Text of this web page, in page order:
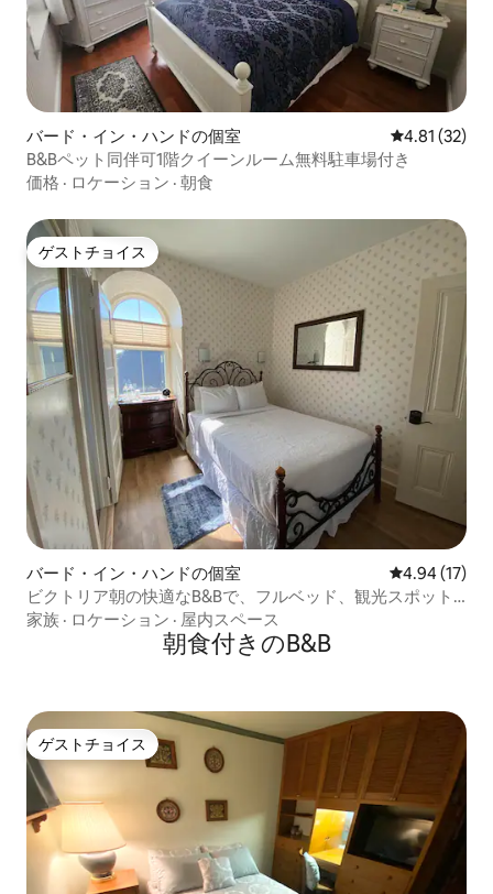
バード・イン・ハンドの個室 レビュー32
4.81 (32)
B&Bペット同伴可1階クイーンルーム無料駐車場付き
価格 · ロケーション · 朝食
ゲストチョイス
ゲストチョイス
バード・イン・ハンドの個室 レビュー17
4.94 (17)
ビクトリア朝の快適なB&Bで、フルベッド、観光スポット
や音楽イベントの近く
家族 · ロケーション · 屋内スペース
朝食付きのB&B
ゲストチョイス
ゲストチョイス